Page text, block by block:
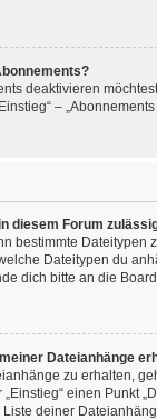
deaktivieren
–
diesem Forum
bestimmte Dateitypen
Dateitypen du
dich bitte an die
Dateianhänge
zu erhalten,
einen Punkt
deiner